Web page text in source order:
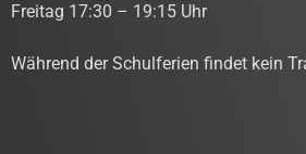
Freitag 17:30 – 19:15 Uhr
Während der Schulferien findet kein